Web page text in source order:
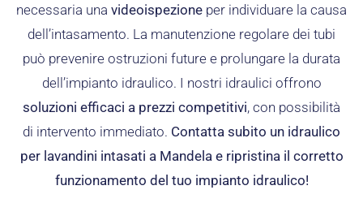
necessaria una videoispezione per individuare la causa
dell’intasamento. La manutenzione regolare dei tubi
può prevenire ostruzioni future e prolungare la durata
dell’impianto idraulico. I nostri idraulici offrono
soluzioni efficaci a prezzi competitivi, con possibilità
di intervento immediato. Contatta subito un idraulico
per lavandini intasati a Mandela e ripristina il corretto
funzionamento del tuo impianto idraulico!